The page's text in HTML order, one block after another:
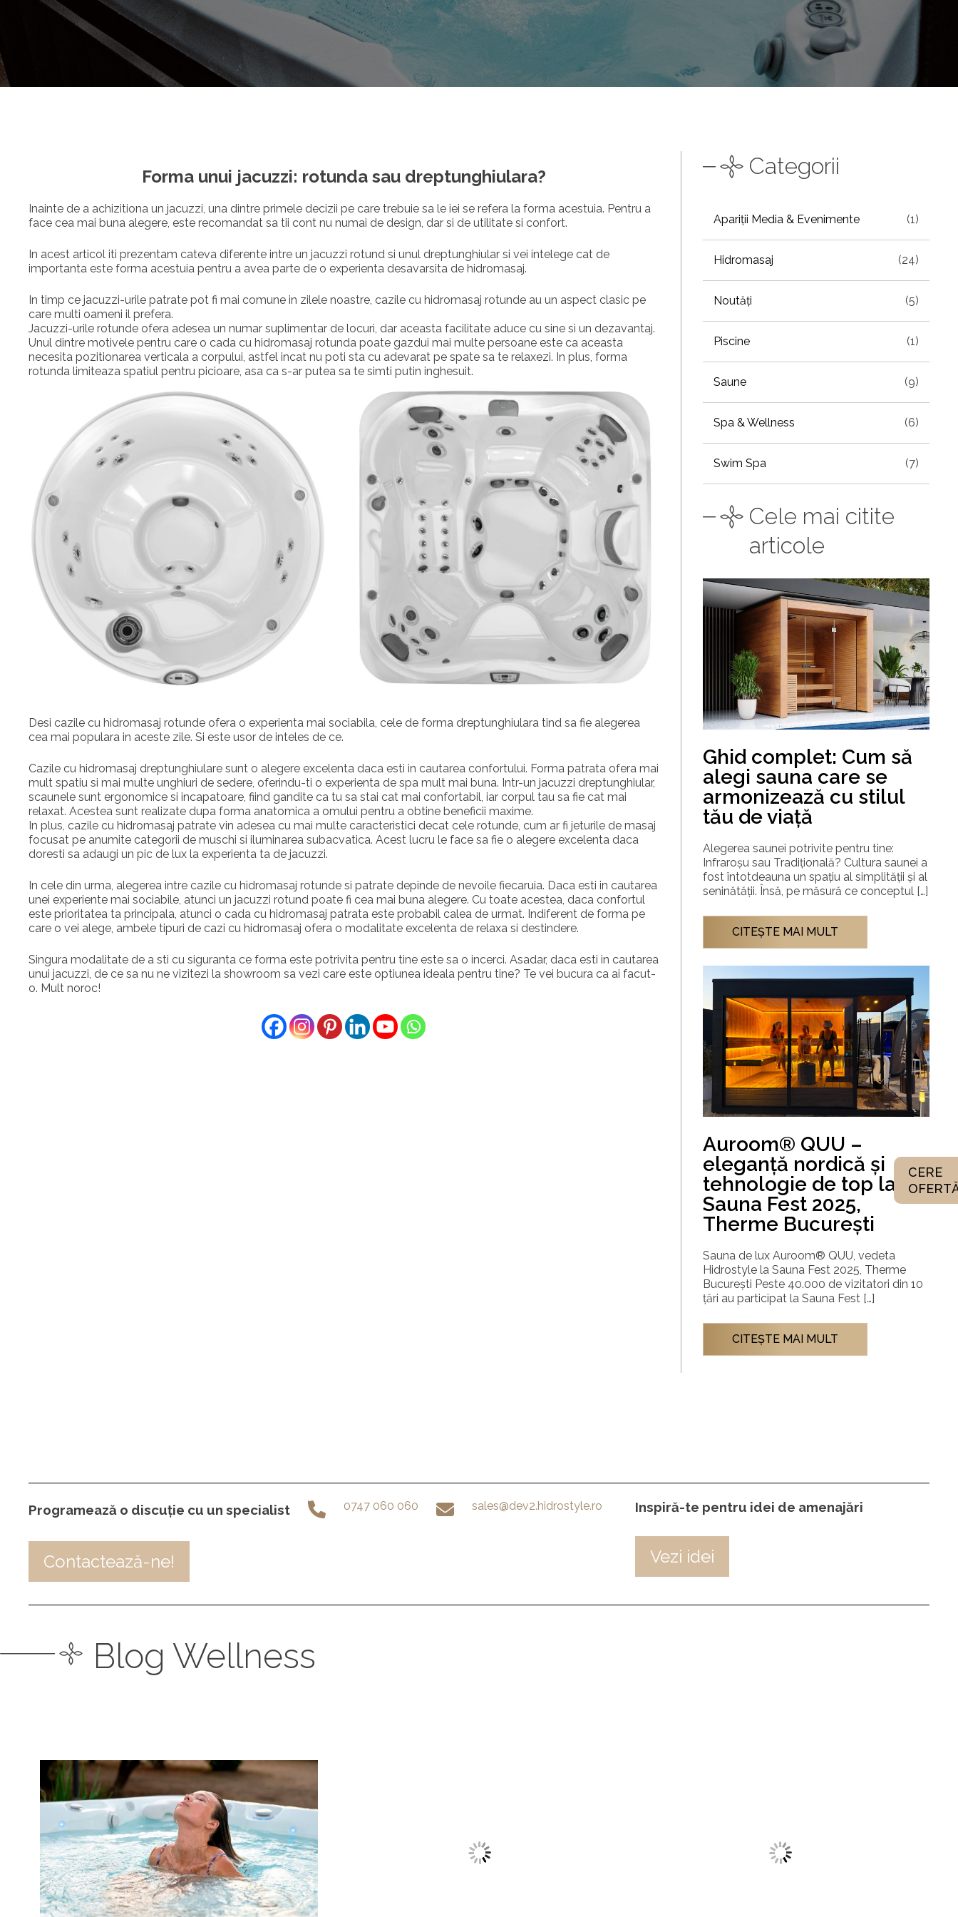
Forma unui jacuzzi: rotunda sau dreptunghiulara?
Inainte de a achizitiona un jacuzzi, una dintre primele decizii pe care trebuie sa le iei se refera la forma acestuia. Pentru a
face cea mai buna alegere, este recomandat sa tii cont nu numai de design, dar si de utilitate si confort.
In acest articol iti prezentam cateva diferente intre un jacuzzi rotund si unul dreptunghiular si vei intelege cat de
importanta este forma acestuia pentru a avea parte de o experienta desavarsita de hidromasaj.
In timp ce jacuzzi-urile patrate pot fi mai comune in zilele noastre, cazile cu hidromasaj rotunde au un aspect clasic pe
care multi oameni il prefera.
Jacuzzi-urile rotunde ofera adesea un numar suplimentar de locuri, dar aceasta facilitate aduce cu sine si un dezavantaj.
Unul dintre motivele pentru care o cada cu hidromasaj rotunda poate gazdui mai multe persoane este ca aceasta
necesita pozitionarea verticala a corpului, astfel incat nu poti sta cu adevarat pe spate sa te relaxezi. In plus, forma
rotunda limiteaza spatiul pentru picioare, asa ca s-ar putea sa te simti putin inghesuit.
Desi cazile cu hidromasaj rotunde ofera o experienta mai sociabila, cele de forma dreptunghiulara tind sa fie alegerea
cea mai populara in aceste zile. Si este usor de inteles de ce.
Cazile cu hidromasaj dreptunghiulare sunt o alegere excelenta daca esti in cautarea confortului. Forma patrata ofera mai
mult spatiu si mai multe unghiuri de sedere, oferindu-ti o experienta de spa mult mai buna. Intr-un jacuzzi dreptunghiular,
scaunele sunt ergonomice si incapatoare, fiind gandite ca tu sa stai cat mai confortabil, iar corpul tau sa fie cat mai
relaxat. Acestea sunt realizate dupa forma anatomica a omului pentru a obtine beneficii maxime.
In plus, cazile cu hidromasaj patrate vin adesea cu mai multe caracteristici decat cele rotunde, cum ar fi jeturile de masaj
focusat pe anumite categorii de muschi si iluminarea subacvatica. Acest lucru le face sa fie o alegere excelenta daca
doresti sa adaugi un pic de lux la experienta ta de jacuzzi.
In cele din urma, alegerea intre cazile cu hidromasaj rotunde si patrate depinde de nevoile fiecaruia. Daca esti in cautarea
unei experiente mai sociabile, atunci un jacuzzi rotund poate fi cea mai buna alegere. Cu toate acestea, daca confortul
este prioritatea ta principala, atunci o cada cu hidromasaj patrata este probabil calea de urmat. Indiferent de forma pe
care o vei alege, ambele tipuri de cazi cu hidromasaj ofera o modalitate excelenta de relaxa si destindere.
Singura modalitate de a sti cu siguranta ce forma este potrivita pentru tine este sa o incerci. Asadar, daca esti in cautarea
unui jacuzzi, de ce sa nu ne vizitezi la showroom sa vezi care este optiunea ideala pentru tine? Te vei bucura ca ai facut-
o. Mult noroc!
Categorii
Apariții Media & Evenimente (1)
Hidromasaj (24)
Noutăți (5)
Piscine (1)
Saune (9)
Spa & Wellness (6)
Swim Spa (7)
Cele mai citite
articole
Ghid complet: Cum să
alegi sauna care se
armonizează cu stilul
tău de viață
Alegerea saunei potrivite pentru tine:
Infraroșu sau Tradițională? Cultura saunei a
fost întotdeauna un spațiu al simplității și al
seninătății. Însă, pe măsură ce conceptul […]
CITEŞTE MAI MULT
Auroom® QUU –
eleganță nordică și
tehnologie de top la
Sauna Fest 2025,
Therme București
Sauna de lux Auroom® QUU, vedeta
Hidrostyle la Sauna Fest 2025, Therme
București Peste 40.000 de vizitatori din 10
țări au participat la Sauna Fest […]
CITEŞTE MAI MULT
Programează o discuție cu un specialist 0747 060 060 sales@dev2.hidrostyle.ro
Contactează-ne!
Inspiră-te pentru idei de amenajări
Vezi idei
Blog Wellness
CERE